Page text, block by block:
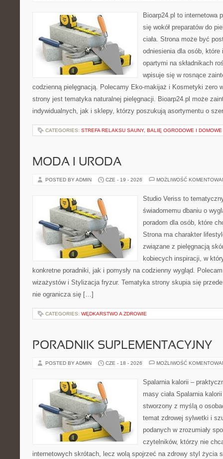
Bioarp24.pl to internetowa
się wokół preparatów do
ciała. Strona może być
odniesienia dla osób,
opartymi na składnikach
wpisuje się w rosnące
codzienną pielęgnacją. Polecamy Eko-makijaż i Kosmetyki zero
strony jest tematyka naturalnej pielęgnacji. Bioarp24.pl może
indywidualnych, jak i sklepy, którzy poszukują asortymentu o
CATEGORIES: STREFA RELAKSU SAUNY, BALIĘ OGRODOWE I DOMOWE
MODA I URODA
POSTED BY ADMIN CZE - 19 - 2026 MOŻLIWOŚĆ
Studio Veriss to
świadomemu dbaniu o
poradom dla osób, które
Strona ma charakter
związane z pielęgnacją
kobiecych inspiracji, w
konkretne poradniki, jak i pomysły na codzienny wygląd.
wizażystów i Stylizacja fryzur. Tematyka strony skupia się
nie ogranicza się […]
CATEGORIES: WĘDKARSTWO A ZDROWIE
PORADNIK SUPLEMENTACYJNY
POSTED BY ADMIN CZE - 18 - 2026 MOŻLIWOŚĆ
Spalarnia kalorii –
masy ciała Spalarnia
stworzony z myślą o
temat zdrowej sylwetki i
podanych w zrozumiały
czytelników, którzy nie
internetowych skrótach, lecz wolą spojrzeć na zdrowy styl życia